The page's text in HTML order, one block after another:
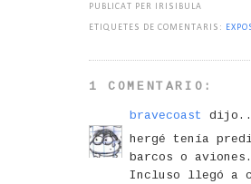
PUBLICAT PER IRISIBULA
ETIQUETES DE COMENTARIS:
1 COMENTARIO:
bravecoast
hergé tenía
barcos o
Incluso llegó a